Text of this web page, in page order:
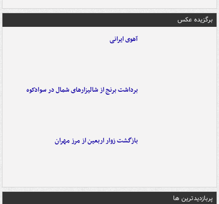
برگزیده عکس
آهوی ایرانی
برداشت برنج از شالیزارهای شمال در سوادکوه
بازگشت زوار اربعین از مرز مهران
پربازدیدترین ها